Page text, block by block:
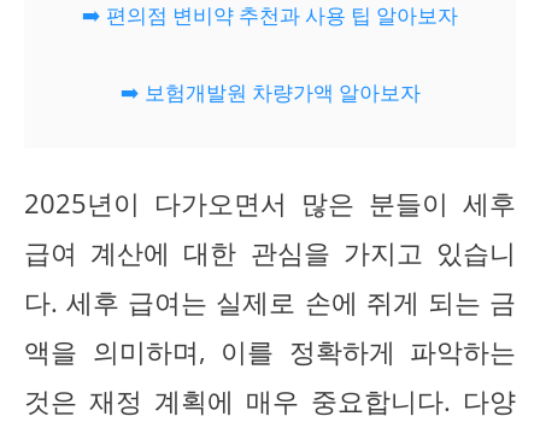
➡️ 편의점 변비약 추천과 사용 팁 알아보자
➡️ 보험개발원 차량가액 알아보자
2025년이 다가오면서 많은 분들이 세후
급여 계산에 대한 관심을 가지고 있습니
다. 세후 급여는 실제로 손에 쥐게 되는 금
액을 의미하며, 이를 정확하게 파악하는
것은 재정 계획에 매우 중요합니다. 다양